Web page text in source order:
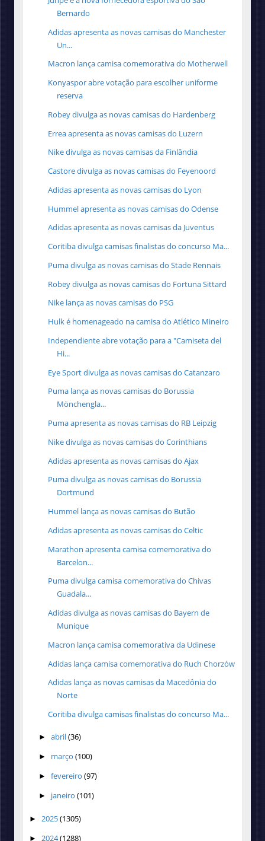
Bernardo
Adidas apresenta as novas camisas do Manchester
Un...
Macron lança camisa comemorativa do Motherwell
Konyaspor abre votação para escolher uniforme
reserva
Robey divulga as novas camisas do Hardenberg
Errea apresenta as novas camisas do Luzern
Nike divulga as novas camisas da Finlândia
Castore divulga as novas camisas do Feyenoord
Adidas apresenta as novas camisas do Lyon
Hummel apresenta as novas camisas do Odense
Adidas apresenta as novas camisas da Juventus
Coritiba divulga camisas finalistas do concurso Ma...
Puma divulga as novas camisas do Stade Rennais
Robey divulga as novas camisas do Fortuna Sittard
Nike lança as novas camisas do PSG
Hulk é homenageado na camisa do Atlético Mineiro
Independiente abre votação para a "Camiseta del
Hi...
Eye Sport divulga as novas camisas do Catanzaro
Puma lança as novas camisas do Borussia
Mönchengla...
Puma apresenta as novas camisas do RB Leipzig
Nike divulga as novas camisas do Corinthians
Adidas apresenta as novas camisas do Ajax
Puma divulga as novas camisas do Borussia
Dortmund
Hummel lança as novas camisas do Butão
Adidas apresenta as novas camisas do Celtic
Marathon apresenta camisa comemorativa do
Barcelon...
Puma divulga camisa comemorativa do Chivas
Guadala...
Adidas divulga as novas camisas do Bayern de
Munique
Macron lança camisa comemorativa da Udinese
Adidas lança camisa comemorativa do Ruch Chorzów
Adidas lança as novas camisas da Macedônia do
Norte
Coritiba divulga camisas finalistas do concurso Ma...
► abril(36)
► março (100)
► fevereiro (97)
► janeiro (101)
► 2025(1305)
► 2024(1288)